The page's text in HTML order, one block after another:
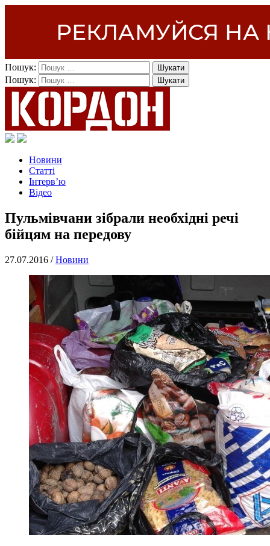
Пошук:
Пошук:
Новини
Статті
Інтерв’ю
Відео
Пульмівчани зібрали необхідні речі
бійцям на передову
27.07.2016 /Новини